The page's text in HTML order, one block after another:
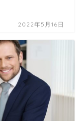
2022年5月16日